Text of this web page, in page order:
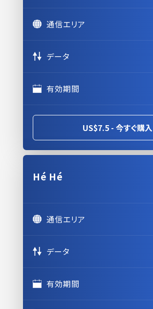
通信エリア
データ
有効期間
US$7.5 - 今すぐ購入
Hé Hé
通信エリア
データ
有効期間